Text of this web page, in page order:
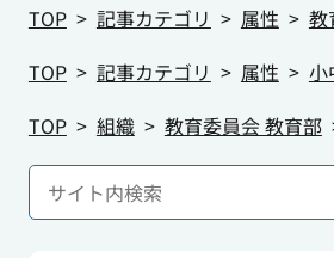
TOP
記事カテゴリ 属性
教
TOP
記事カテゴリ 属性
小
TOP
組織 教育委員会 教育部